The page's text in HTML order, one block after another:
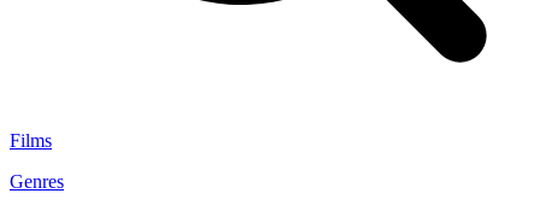
Films
Genres